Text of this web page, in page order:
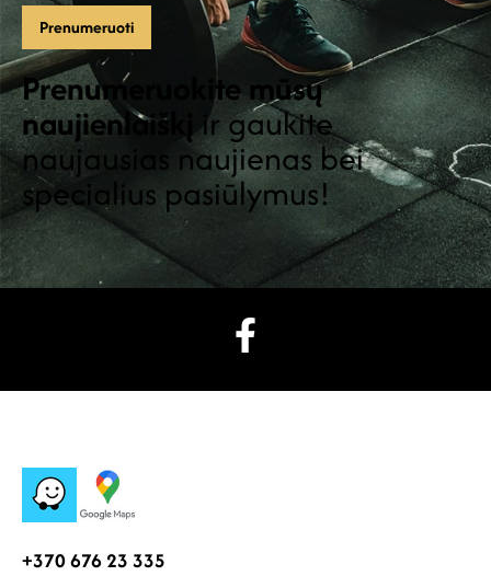
Prenumeruokite mūsų
naujienlaiškįir gaukite
naujausias naujienas bei
specialius pasiūlymus!
+370 676 23 335